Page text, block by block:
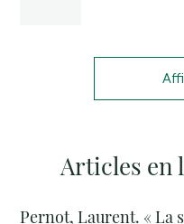
Articles en
Pernot, Laurent. « La